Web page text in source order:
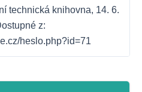
technická knihovna, 14. 6.
z:
heslo.php?id=71